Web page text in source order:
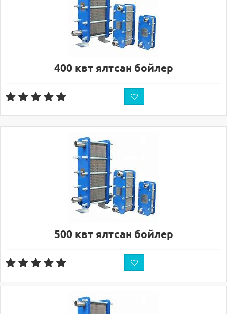
400 квт ялтсан бойлер
500 квт ялтсан бойлер